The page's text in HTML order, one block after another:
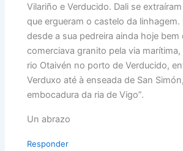
Vilariño e Verducido. Dali se
que ergueram o castelo da linhagem.
desde a sua pedreira ainda hoje
comerciava granito pela via
rio Otaivén no porto de Verducido,
Verduxo até à enseada de San
embocadura da ria de Vigo”.
Un abrazo
Responder